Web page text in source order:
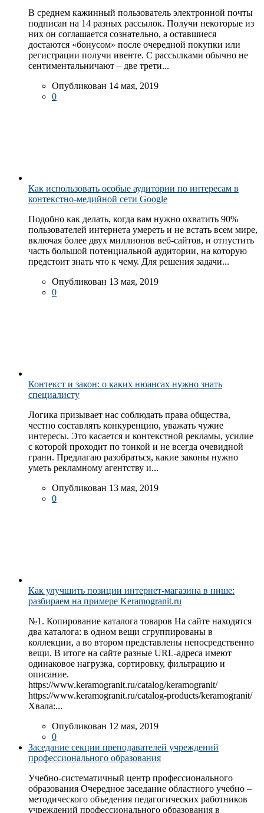
В среднем кажинный пользователь электронной почты
подписан на 14 разных рассылок. Получи некоторые из
них он соглашается сознательно, а оставшиеся
достаются «бонусом» после очередной покупки или
регистрации получи ивенте. С рассылками обычно не
сентиментальничают – две трети...
Опубликован 14 мая, 2019
0
Как использовать особые аудитории по интересам в
контекстно-медийной сети Google
Подобно как делать, когда вам нужно охватить 90%
пользователей интернета умереть и не встать всем мире,
включая более двух миллионов веб-сайтов, и отпустить
часть большой потенциальной аудитории, на которую
предстоит знать что к чему. Для решения задачи...
Опубликован 13 мая, 2019
0
Контекст и закон: о каких нюансах нужно знать
специалисту
Логика призывает нас соблюдать права общества,
честно составлять конкуренцию, уважать чужие
интересы. Это касается и контекстной рекламы, усилие
с которой проходит по тонкой и не всегда очевидной
грани. Предлагаю разобраться, какие законы нужно
уметь рекламному агентству и...
Опубликован 13 мая, 2019
0
Как улучшить позиции интернет-магазина в нише:
разбираем на примере Keramogranit.ru
№1. Копирование каталога товаров На сайте находятся
два каталога: в одном вещи сгруппированы в
коллекции, а во втором представлены непосредственно
вещи. В итоге на сайте разные URL-адреса имеют
одинаковое нагрузка, сортировку, фильтрацию и
описание.
https://www.keramogranit.ru/catalog/keramogranit/
https://www.keramogranit.ru/catalog-products/keramogranit/
Хвала:...
Опубликован 12 мая, 2019
0
Заседание секции преподавателей учреждений
профессионального образования
Учебно-систематичный центр профессионального
образования Очередное заседание областного учебно –
методического объедения педагогических работников
учреждений профессионального образования в